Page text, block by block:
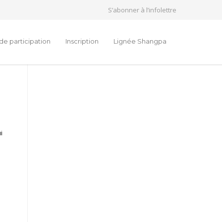
S’abonner à l’infolettre
participation Inscription Lignée Shangpa